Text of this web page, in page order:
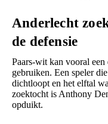
Anderlecht
de defensie
Paars-wit kan vooral
gebruiken. Een speler
dichtloopt en het elftal
zoektocht is Anthony
opduikt.